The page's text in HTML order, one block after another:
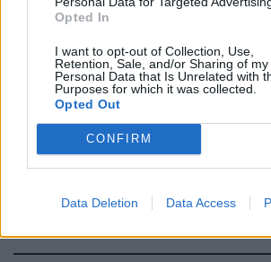
Opted In
I want to opt-out of Collection, Use,
Retention, Sale, and/or Sharing of my
Personal Data that Is Unrelated with
Purposes for which it was collected.
Opted Out
CONFIRM
Data Deletion Data Access
AMICI (MICA TANTO)
in studio: chi la umilia in diretta
02/04/2023
VERISSSIMO
La rivelazione di Michele Bravi
su Maria De Filippi: